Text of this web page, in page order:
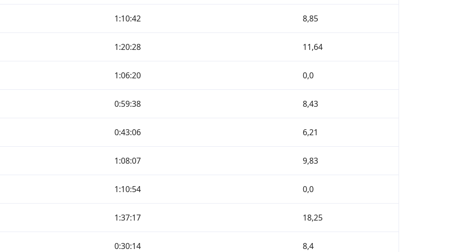
1:10:42 8,85
1:20:28 11,64
1:06:20 0,0
0:59:38 8,43
0:43:06 6,21
1:08:07 9,83
1:10:54 0,0
1:37:17 18,25
0:30:14 8,4